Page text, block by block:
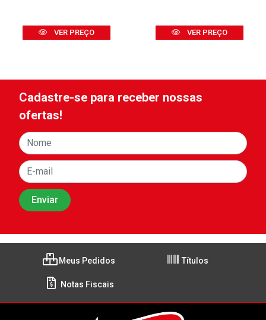
VER PREÇO VER PREÇO
Cadastre-se para receber nossas
ofertas!
Meus Pedidos Títulos
Notas Fiscais